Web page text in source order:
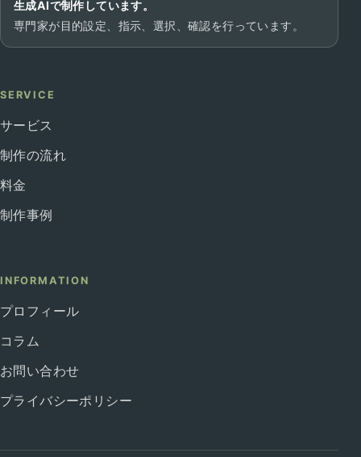
生成AIで制作しています。
専門家が目的設定、指示、選択、確認を行っています。
SERVICE
サービス
制作の流れ
料金
制作事例
INFORMATION
プロフィール
コラム
お問い合わせ
プライバシーポリシー